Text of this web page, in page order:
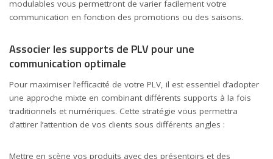
modulables vous permettront de varier facilement votre
communication en fonction des promotions ou des saisons.
Associer les supports de PLV pour une
communication optimale
Pour maximiser l’efficacité de votre PLV, il est essentiel d’adopter
une approche mixte en combinant différents supports à la fois
traditionnels et numériques. Cette stratégie vous permettra
d’attirer l’attention de vos clients sous différents angles :
Mettre en scène vos produits avec des présentoirs et des